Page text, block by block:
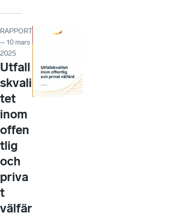
RAPPORT
– 10 mars
2025
Utfall
skvali
tet
inom
offen
tlig
och
priva
t
välfär